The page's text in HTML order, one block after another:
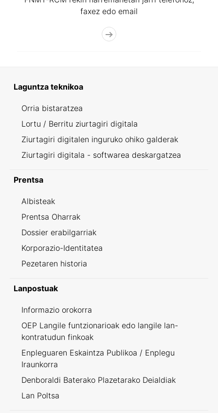
faxez edo email
Laguntza teknikoa
Orria bistaratzea
Lortu / Berritu ziurtagiri digitala
Ziurtagiri digitalen inguruko ohiko galderak
Ziurtagiri digitala - softwarea deskargatzea
Prentsa
Albisteak
Prentsa Oharrak
Dossier erabilgarriak
Korporazio-Identitatea
Pezetaren historia
Lanpostuak
Informazio orokorra
OEP Langile funtzionarioak edo langile lan-
kontratudun finkoak
Enpleguaren Eskaintza Publikoa / Enplegu
Iraunkorra
Denboraldi Baterako Plazetarako Deialdiak
Lan Poltsa